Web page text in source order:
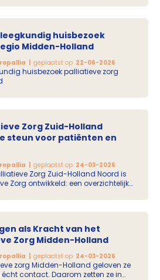
huisbezoek
Midden-Holland
geplaatst op 22-06-2026
huisbezoek palliatieve zorg
Zorg Zuid-Holland
steun voor patiënten en
geplaatst op 24-03-2026
Zorg Zuid-Holland Noord is
Zorg ontwikkeld: een overzichtelijke
patiënten en hun naasten.
als Kracht van het
Zorg Midden-Holland
geplaatst op 24-03-2026
zorg Midden-Holland geloven ze
contact. Daarom zetten ze in